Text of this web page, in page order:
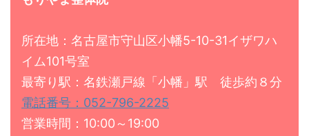
所在地：名古屋市守山区小幡5-10-31イザワハ
イム101号室
最寄り駅：名鉄瀬戸線「小幡」駅 徒歩約８分
電話番号：052-796-2225
営業時間：10:00～19:00